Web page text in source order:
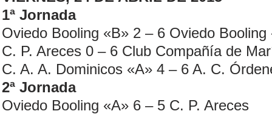
1ª Jornada
Oviedo Booling «B» 2 – 6 Oviedo Booling
C. P. Areces 0 – 6 Club Compañía de
C. A. A. Dominicos «A» 4 – 6 A. C.
2ª Jornada
Oviedo Booling «A» 6 – 5 C. P. Areces